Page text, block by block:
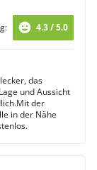
4.3 / 5.0
das
und Aussicht
der
in der Nähe